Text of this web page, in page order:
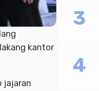
kantor
jajaran